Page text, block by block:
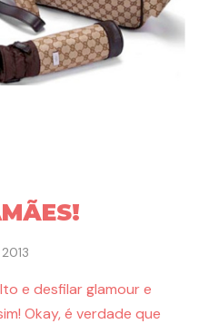
e desfilar glamour e
Okay, é verdade que